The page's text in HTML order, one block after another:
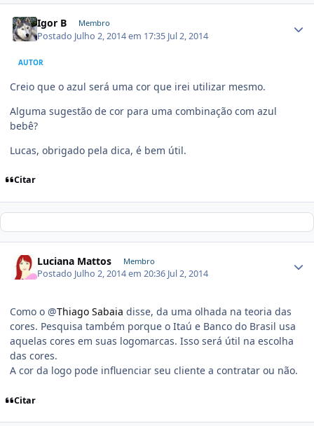
Igor B Membro
Postado Julho 2, 2014 em 17:35 Jul 2, 2014
AUTOR
Creio que o azul será uma cor que irei utilizar mesmo.
Alguma sugestão de cor para uma combinação com azul
bebê?
Lucas, obrigado pela dica, é bem útil.
Citar
Luciana Mattos Membro
Postado Julho 2, 2014 em 20:36 Jul 2, 2014
Como o @Thiago Sabaia disse, da uma olhada na teoria das
cores. Pesquisa também porque o Itaú e Banco do Brasil usa
aquelas cores em suas logomarcas. Isso será útil na escolha
das cores.
A cor da logo pode influenciar seu cliente a contratar ou não.
Citar